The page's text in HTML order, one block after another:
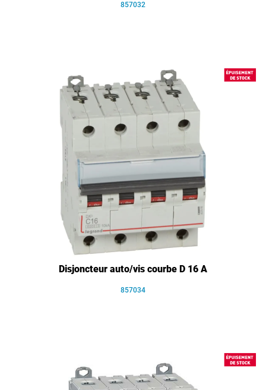
857032
Disjoncteur auto/vis courbe D 16 A
857034